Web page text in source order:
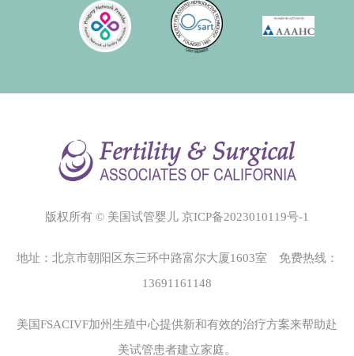
版权所有 © 美国试管婴儿 京ICP备2023010119号-1
地址：北京市朝阳区东三环中路富尔大厦1603室 免费热线：
13691161148
美国FSACIVF加州生殖中心提供新和有效的治疗方案来帮助赴
美试管患者建立家庭。